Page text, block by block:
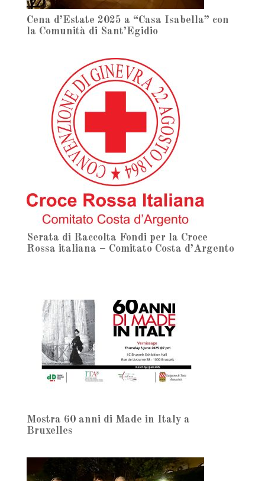
Cena d’Estate 2025 a “Casa Isabella” con
la Comunità di Sant’Egidio
Serata di Raccolta Fondi per la Croce
Rossa italiana – Comitato Costa d’Argento
Mostra 60 anni di Made in Italy a
Bruxelles